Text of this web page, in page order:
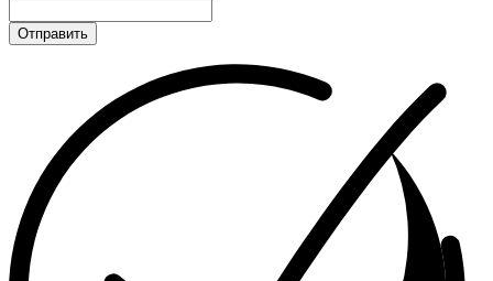
Отправить